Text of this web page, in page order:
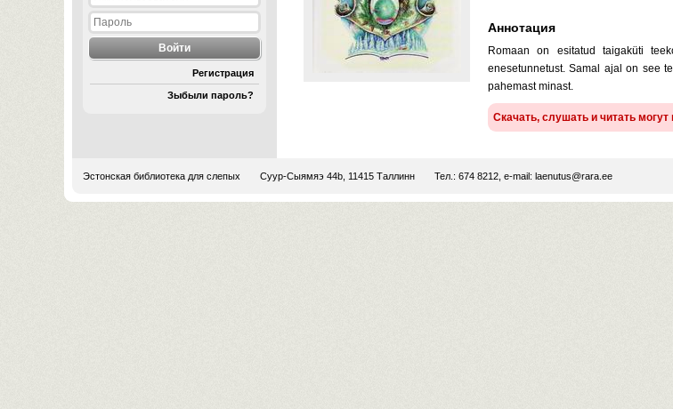
Регистрация
Зыбыли пароль?
Аннотация
Romaan on esitatud taigaküti
enesetunnetust. Samal ajal on see
pahemast minast.
Скачать, слушать и читать
Эстонская библиотека для слепых Суур-Сыямяэ 44b, 11415 Таллинн Тел.: 674 8212, e-mail: laenutus@rara.ee